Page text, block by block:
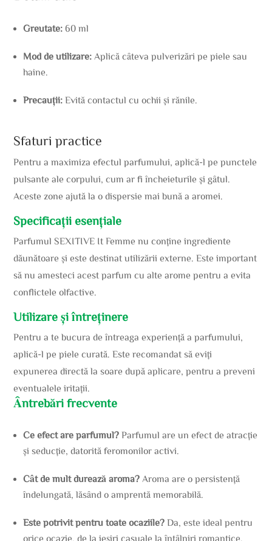
Greutate: 60 ml
Mod de utilizare: Aplică câteva pulverizări pe piele sau
haine.
Precauții: Evită contactul cu ochii și rănile.
Sfaturi practice
Pentru a maximiza efectul parfumului, aplică-l pe punctele
pulsante ale corpului, cum ar fi încheieturile și gâtul.
Aceste zone ajută la o dispersie mai bună a aromei.
Specificații esențiale
Parfumul SEXITIVE It Femme nu conține ingrediente
dăunătoare și este destinat utilizării externe. Este important
să nu amesteci acest parfum cu alte arome pentru a evita
conflictele olfactive.
Utilizare și întreținere
Pentru a te bucura de întreaga experiență a parfumului,
aplică-l pe piele curată. Este recomandat să eviți
expunerea directă la soare după aplicare, pentru a preveni
eventualele iritații.
Ântrebări frecvente
Ce efect are parfumul? Parfumul are un efect de atracție
și seducție, datorită feromonilor activi.
Cât de mult durează aroma? Aroma are o persistență
îndelungată, lăsând o amprentă memorabilă.
Este potrivit pentru toate ocaziile? Da, este ideal pentru
orice ocazie, de la ieșiri casuale la întâlniri romantice.